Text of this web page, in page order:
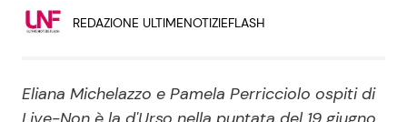
Politica Reality e Talent
REDAZIONE ULTIMENOTIZIEFLASH
Eliana Michelazzo e Pamela Perricciolo ospiti di